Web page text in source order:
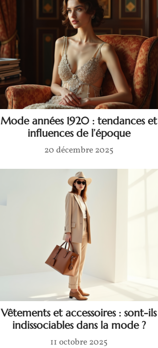
Mode années 1920 : tendances et
influences de l’époque
20 décembre 2025
Vêtements et accessoires : sont-ils
indissociables dans la mode ?
11 octobre 2025